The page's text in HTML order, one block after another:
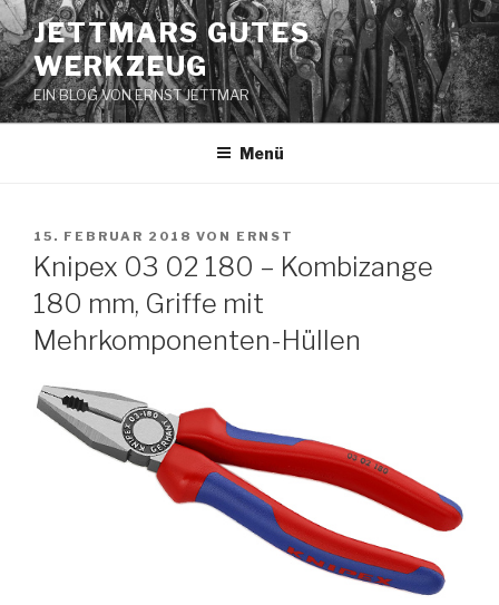
Zum
Inhalt
springen
JETTMARS GUTES
WERKZEUG
EIN BLOG VON ERNST JETTMAR
Menü
VERÖFFENTLICHT
AM
15. FEBRUAR 2018 VON ERNST
Knipex 03 02 180 – Kombizange
180 mm, Griffe mit
Mehrkomponenten-Hüllen